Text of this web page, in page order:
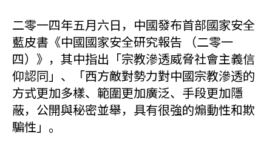
二零一四年五月六日，中國發布首部國家安全
藍皮書《中國國家安全研究報告 （二零一
四）》，其中指出「宗教滲透威脅社會主義信
仰認同」、「西方敵對勢力對中國宗教滲透的
方式更加多樣、範圍更加廣泛、手段更加隱
蔽，公開與秘密並舉，具有很強的煽動性和欺
騙性」。